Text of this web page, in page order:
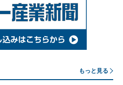
もっと見る